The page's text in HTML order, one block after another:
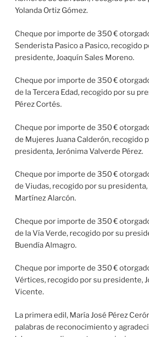
Yolanda Ortiz Gómez.
Cheque por importe de 350 €
Senderista Pasico a Pasico, recogido
presidente, Joaquín Sales Moreno.
Cheque por importe de 350 €
de la Tercera Edad, recogido por su
Pérez Cortés.
Cheque por importe de 350 €
de Mujeres Juana Calderón, recogido
presidenta, Jerónima Valverde Pérez.
Cheque por importe de 350 €
de Viudas, recogido por su presidenta,
Martínez Alarcón.
Cheque por importe de 350 €
de la Vía Verde, recogido por su
Buendía Almagro.
Cheque por importe de 350 €
Vértices, recogido por su presidente,
Vicente.
La primera edil, María José Pérez
palabras de reconocimiento y